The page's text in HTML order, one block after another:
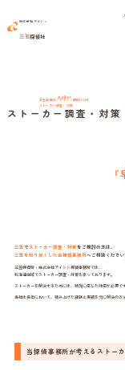
株式会社アイシン
三笠探偵社
stalker
ストーカー調査・対策
三笠興信所・アイシン探偵HOME
ストーカー調査・対策
『
三笠で ストーカー調査・対策をご検討の方は、
三笠を知り尽くした当探偵事務所へご相談ください
三笠興信所・株式会社アイシン探偵事務所では、
北海道全域でストーカー調査・対策を承っております。
ストーカーを解決するためには、状況に応じた対応が必要です
当社は長年において、積み上げた経験と実績を元に解決の方
当探偵事務所が考えるストー